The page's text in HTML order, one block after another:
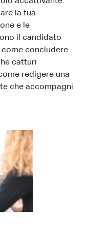
la tua
e le
il candidato
concludere
catturi
redigere una
che accompagni